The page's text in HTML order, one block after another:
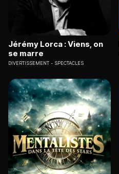
Jérémy Lorca : Viens, on
se marre
DIVERTISSEMENT SPECTACLES